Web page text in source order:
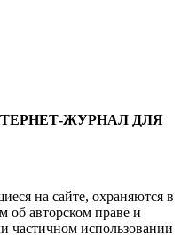
ЖУРНАЛ ДЛЯ
на сайте, охраняются в
об авторском праве и
использовании